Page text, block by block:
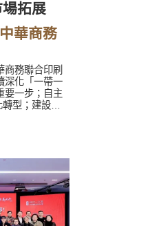
場拓展
華商務
商務聯合印刷
深化「一帶一
要一步；自主
型；建設多